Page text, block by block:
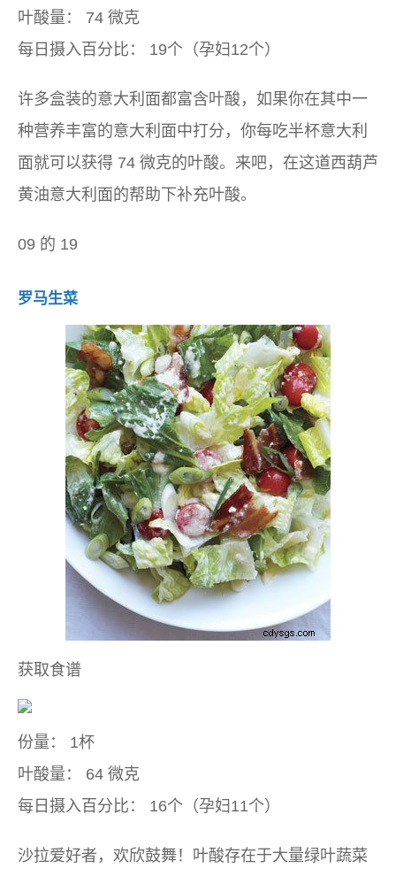
叶酸量：
74 微克
每日摄入百分比：
19个（孕妇12个）
许多盒装的意大利面都富含叶酸，如果你在其中一
种营养丰富的意大利面中打分，你每吃半杯意大利
面就可以获得 74 微克的叶酸。来吧，在这道西葫芦
黄油意大利面的帮助下补充叶酸。
09 的 19
罗马生菜
获取食谱
份量：
1杯
叶酸量：
64 微克
每日摄入百分比：
16个（孕妇11个）
沙拉爱好者，欢欣鼓舞！叶酸存在于大量绿叶蔬菜